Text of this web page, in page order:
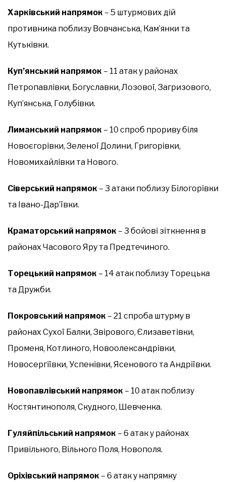
Харківський напрямок – 5 штурмових дій
противника поблизу Вовчанська, Кам’янки та
Кутьківки.
Куп’янський напрямок – 11 атак у районах
Петропавлівки, Богуславки, Лозової, Загризового,
Куп’янська, Голубівки.
Лиманський напрямок – 10 спроб прориву біля
Новоєгорівки, Зеленої Долини, Григорівки,
Новомихайлівки та Нового.
Сіверський напрямок – 3 атаки поблизу Білогорівки
та Івано-Дар’ївки.
Краматорський напрямок – 3 бойові зіткнення в
районах Часового Яру та Предтечиного.
Торецький напрямок – 14 атак поблизу Торецька
та Дружби.
Покровський напрямок – 21 спроба штурму в
районах Сухої Балки, Звірового, Єлизаветівки,
Променя, Котлиного, Новоолександрівки,
Новосергіївки, Успенівки, Ясенового та Андріївки.
Новопавлівський напрямок – 10 атак поблизу
Костянтинополя, Скудного, Шевченка.
Гуляйпільський напрямок – 6 атак у районах
Привільного, Вільного Поля, Новополя.
Оріхівський напрямок – 6 атак у напрямку